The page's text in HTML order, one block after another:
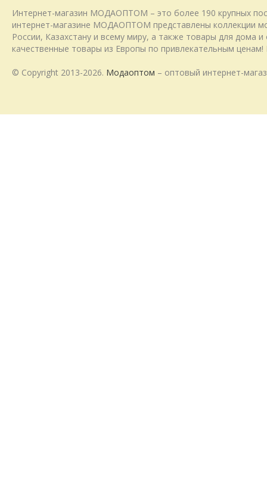
Интернет-магазин МОДАОПТОМ – это более 190 крупных
интернет-магазине МОДАОПТОМ представлены коллекции
России, Казахстану и всему миру, а также товары для дома
качественные товары из Европы по привлекательным
© Copyright 2013-2026. Модаоптом – оптовый интернет-